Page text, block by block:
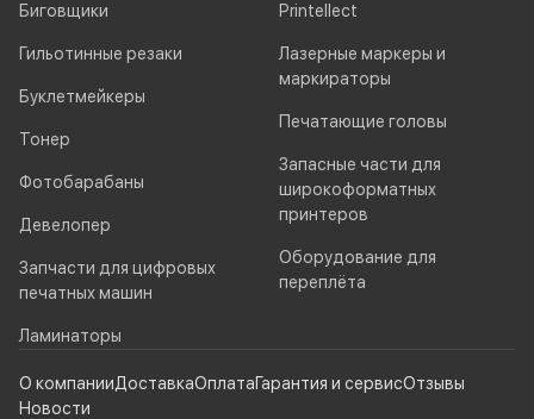
Биговщики
Гильотинные резаки
Буклетмейкеры
Тонер
Фотобарабаны
Девелопер
Запчасти для цифровых
печатных машин
Ламинаторы
Printellect
Лазерные маркеры и
маркираторы
Печатающие головы
Запасные части для
широкоформатных
принтеров
Оборудование для
переплёта
О компанииДоставкаОплатаГарантия и сервисОтзывы
Новости